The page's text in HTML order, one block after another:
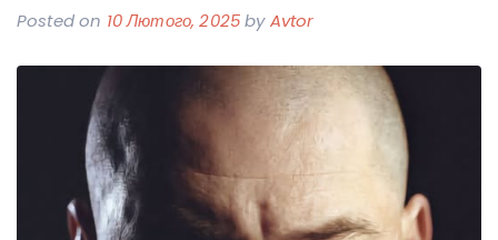
Posted on 10 Лютого, 2025byAvtor